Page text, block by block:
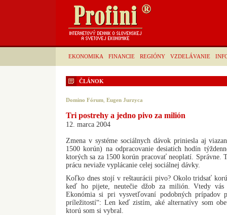
EKONOMIKA FINANCIE REGIÓNY VZDELÁVANIE
ČLÁNOK
Domino Fórum Eugen Jurzyca
Tri postrehy a jedno pivo za milión
12. marca 2004
Zmena v systéme sociálnych dávok priniesla aj
1500 korún) na odpracovanie desiatich hodín
ktorých sa za 1500 korún pracovať neoplatí. Správne.
prácu neviaže vyplácanie celej sociálnej dávky.
Koľko dnes stojí v reštaurácii pivo? Okolo tridsať
keď ho pijete, neutečie džob za milión. Vtedy
Ekonómia si pri vysvetľovaní podobných prípadov
príležitostí“: Len keď zistím, aké alternatívy som
ktorú som si vybral.